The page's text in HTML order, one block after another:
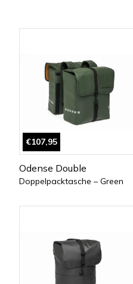
€107,95
Odense Double
Doppelpacktasche – Green